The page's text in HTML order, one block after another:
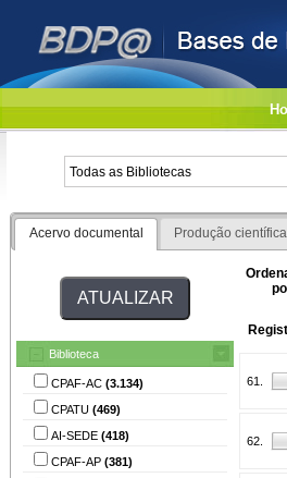
Acervo documental Produção científica
Biblioteca
CPAF-AC (3.134)
CPATU (469)
AI-SEDE (418)
CPAF-AP (381)
61.
62.